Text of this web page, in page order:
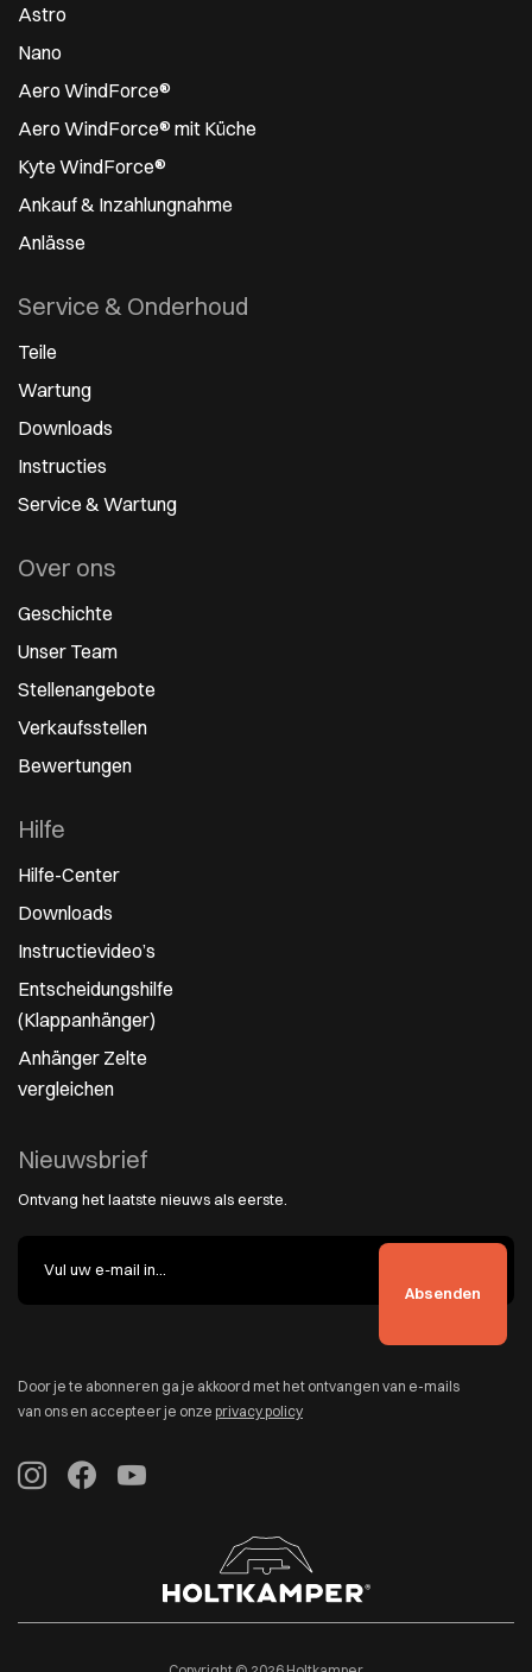
Astro
Nano
Aero WindForce®
Aero WindForce® mit Küche
Kyte WindForce®
Ankauf & Inzahlungnahme
Anlässe
Service & Onderhoud
Teile
Wartung
Downloads
Instructies
Service & Wartung
Over ons
Geschichte
Unser Team
Stellenangebote
Verkaufsstellen
Bewertungen
Hilfe
Hilfe-Center
Downloads
Instructievideo’s
Entscheidungshilfe
(Klappanhänger)
Anhänger Zelte
vergleichen
Nieuwsbrief
Ontvang het laatste nieuws als eerste.
Door je te abonneren ga je akkoord met het ontvangen van e-mails
van ons en accepteer je onze privacy policy